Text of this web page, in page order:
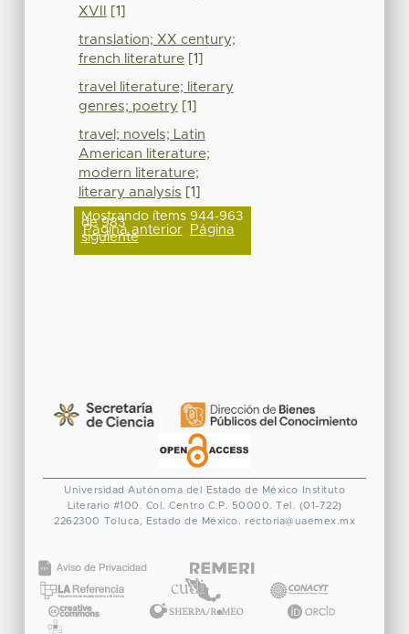
XVII
[1]
translation; XX century;
french literature[1]
travel literature; literary
genres; poetry[1]
travel; novels; Latin
American literature;
modern literature;
literary analysis [1]
Mostrando ítems 944-963
de 983
Página anterior Página
siguiente
Universidad Autónoma del Estado de México
Instituto
Literario #100. Col. Centro C.P. 50000. Tel. (01-722)
2262300 Toluca, Estado de México. rectoria@uaemex.mx